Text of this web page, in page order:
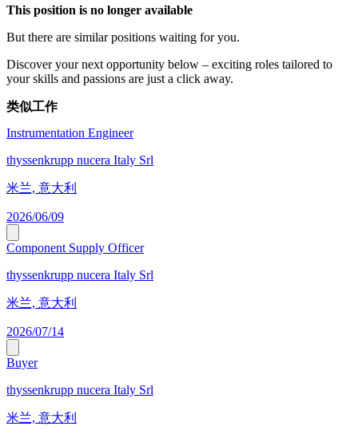
This position is no longer available
But there are similar positions waiting for you.
Discover your next opportunity below – exciting roles tailored to
your skills and passions are just a click away.
类似工作
Instrumentation Engineer
thyssenkrupp nucera Italy Srl
米兰, 意大利
2026/06/09
Component Supply Officer
thyssenkrupp nucera Italy Srl
米兰, 意大利
2026/07/14
Buyer
thyssenkrupp nucera Italy Srl
米兰, 意大利